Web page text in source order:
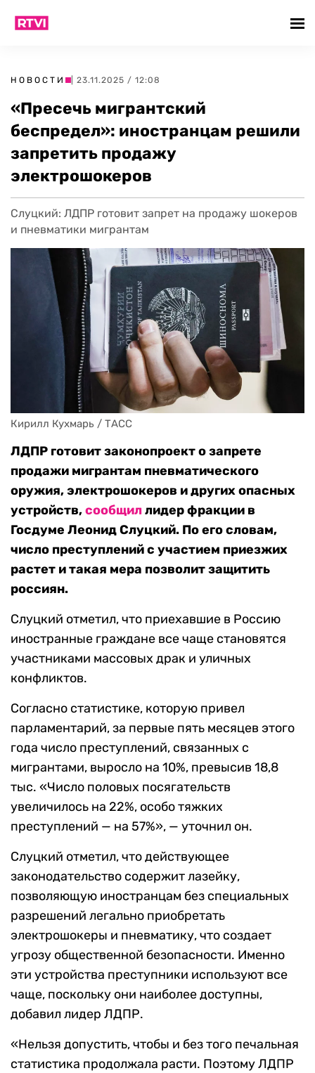
НОВОСТИ | 23.11.2025 / 12:08
«Пресечь мигрантский
беспредел»: иностранцам решили
запретить продажу
электрошокеров
Слуцкий: ЛДПР готовит запрет на продажу шокеров
и пневматики мигрантам
Кирилл Кухмарь / ТАСС
ЛДПР готовит законопроект о запрете
продажи мигрантам пневматического
оружия, электрошокеров и других опасных
устройств,сообщиллидер фракции в
Госдуме Леонид Слуцкий. По его словам,
число преступлений с участием приезжих
растет и такая мера позволит защитить
россиян.
Слуцкий отметил, что приехавшие в Россию
иностранные граждане все чаще становятся
участниками массовых драк и уличных
конфликтов.
Согласно статистике, которую привел
парламентарий, за первые пять месяцев этого
года число преступлений, связанных с
мигрантами, выросло на 10%, превысив 18,8
тыс. «Число половых посягательств
увеличилось на 22%, особо тяжких
преступлений — на 57%», — уточнил он.
Слуцкий отметил, что действующее
законодательство содержит лазейку,
позволяющую иностранцам без специальных
разрешений легально приобретать
электрошокеры и пневматику, что создает
угрозу общественной безопасности. Именно
эти устройства преступники используют все
чаще, поскольку они наиболее доступны,
добавил лидер ЛДПР.
«Нельзя допустить, чтобы и без того печальная
статистика продолжала расти. Поэтому ЛДПР